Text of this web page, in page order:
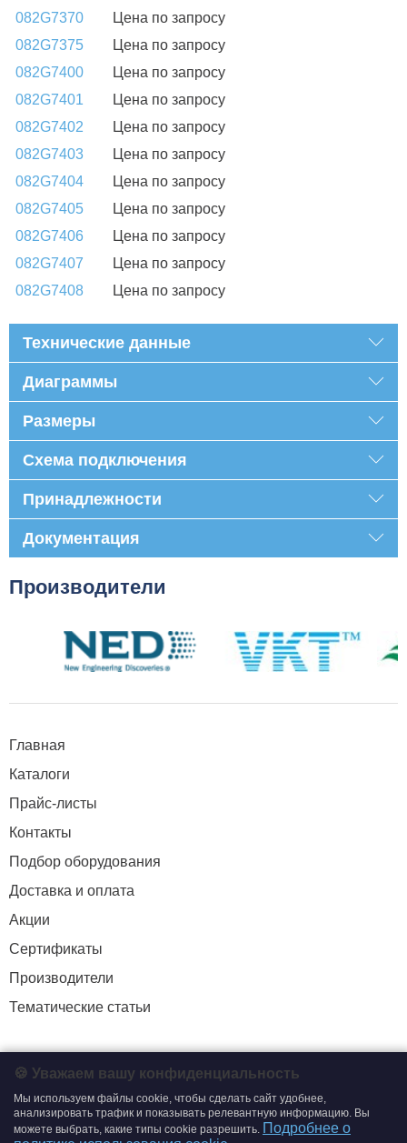
082G7370
Цена по запросу
082G7375
Цена по запросу
082G7400
Цена по запросу
082G7401
Цена по запросу
082G7402
Цена по запросу
082G7403
Цена по запросу
082G7404
Цена по запросу
082G7405
Цена по запросу
082G7406
Цена по запросу
082G7407
Цена по запросу
082G7408
Цена по запросу
Технические данные
Диаграммы
Размеры
Схема подключения
Принадлежности
Документация
Производители
Главная
Каталоги
Прайс-листы
Контакты
Подбор оборудования
Доставка и оплата
Акции
Сертификаты
Производители
Тематические статьи
+7 (495) 204-19-33
zakaz@smtrading.ru
🍪 Уважаем вашу конфиденциальность
Мы используем файлы cookie, чтобы сделать сайт удобнее,
анализировать трафик и показывать релевантную информацию. Вы
можете выбрать, какие типы cookie разрешить. Подробнее о